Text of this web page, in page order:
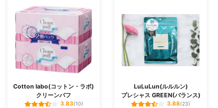
Cotton labo(コットン・ラボ)
クリーンパフ
3.83(10)
LuLuLun(ルルルン)
プレシャス GREEN(バランス)
3.88(23)